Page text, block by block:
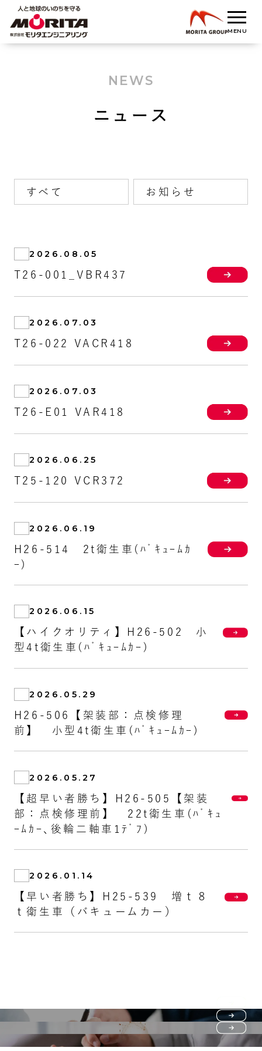
NEWS
ニュース
すべて お知らせ
2026.08.05
T26-001_VBR437
2026.07.03
T26-022 VACR418
2026.07.03
T26-E01 VAR418
2026.06.25
T25-120 VCR372
2026.06.19
H26-514 2t衛生車(ﾊﾞｷｭｰﾑｶ
ｰ)
2026.06.15
【ハイクオリティ】H26-502 小
型4t衛生車(ﾊﾞｷｭｰﾑｶｰ)
2026.05.29
H26-506【架装部：点検修理
前】 小型4t衛生車(ﾊﾞｷｭｰﾑｶｰ)
2026.05.27
【超早い者勝ち】H26-505【架装
部：点検修理前】 22t衛生車(ﾊﾞｷｭ
ｰﾑｶｰ､後輪二軸車1ﾃﾞﾌ)
2026.01.14
【早い者勝ち】H25-539 増ｔ８
ｔ衛生車（バキュームカー）